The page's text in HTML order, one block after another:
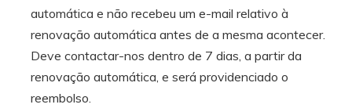
automática e não recebeu um e-mail relativo à
renovação automática antes de a mesma acontecer.
Deve contactar-nos dentro de 7 dias, a partir da
renovação automática, e será providenciado o
reembolso.